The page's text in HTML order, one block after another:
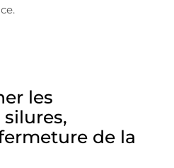
les
silures,
de la